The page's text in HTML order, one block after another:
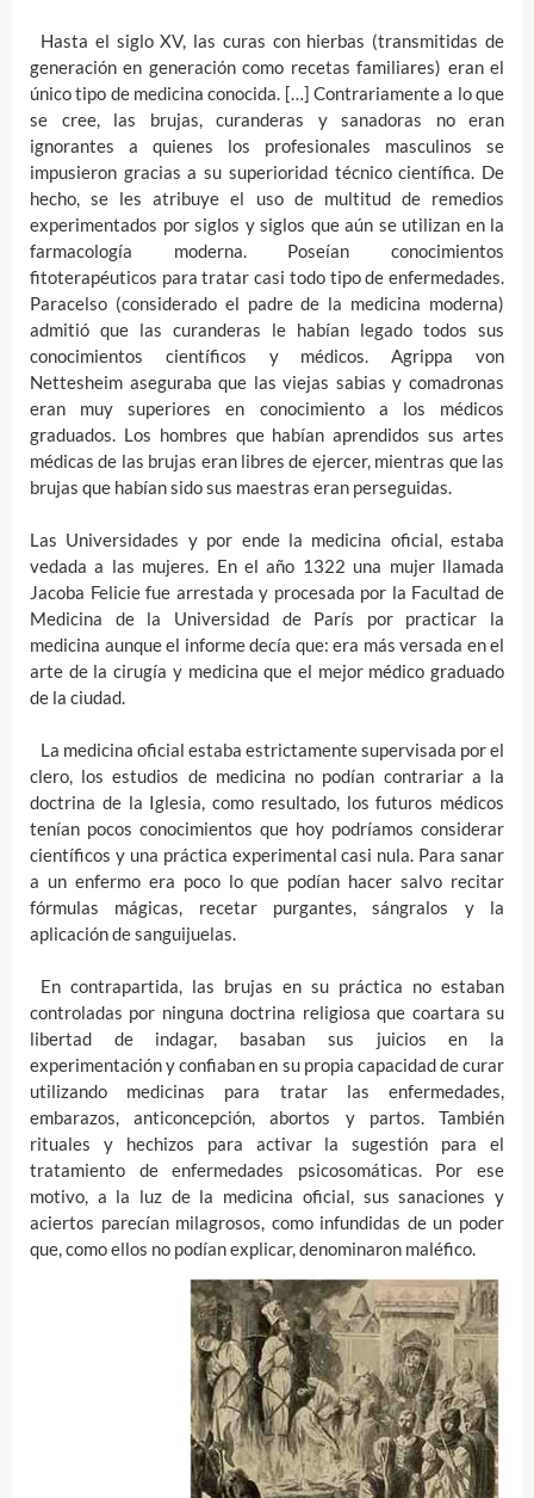
Hasta el siglo XV, las curas con hierbas (transmitidas de
generación en generación como recetas familiares) eran el
único tipo de medicina conocida. […] Contrariamente a lo que
se cree, las brujas, curanderas y sanadoras no eran
ignorantes a quienes los profesionales masculinos se
impusieron gracias a su superioridad técnico científica. De
hecho, se les atribuye el uso de multitud de remedios
experimentados por siglos y siglos que aún se utilizan en la
farmacología moderna. Poseían conocimientos
fitoterapéuticos para tratar casi todo tipo de enfermedades.
Paracelso (considerado el padre de la medicina moderna)
admitió que las curanderas le habían legado todos sus
conocimientos científicos y médicos. Agrippa von
Nettesheim aseguraba que las viejas sabias y comadronas
eran muy superiores en conocimiento a los médicos
graduados. Los hombres que habían aprendidos sus artes
médicas de las brujas eran libres de ejercer, mientras que las
brujas que habían sido sus maestras eran perseguidas.
Las Universidades y por ende la medicina oficial, estaba
vedada a las mujeres. En el año 1322 una mujer llamada
Jacoba Felicie fue arrestada y procesada por la Facultad de
Medicina de la Universidad de París por practicar la
medicina aunque el informe decía que: era más versada en el
arte de la cirugía y medicina que el mejor médico graduado
de la ciudad.
La medicina oficial estaba estrictamente supervisada por el
clero, los estudios de medicina no podían contrariar a la
doctrina de la Iglesia, como resultado, los futuros médicos
tenían pocos conocimientos que hoy podríamos considerar
científicos y una práctica experimental casi nula. Para sanar
a un enfermo era poco lo que podían hacer salvo recitar
fórmulas mágicas, recetar purgantes, sángralos y la
aplicación de sanguijuelas.
En contrapartida, las brujas en su práctica no estaban
controladas por ninguna doctrina religiosa que coartara su
libertad de indagar, basaban sus juicios en la
experimentación y confiaban en su propia capacidad de curar
utilizando medicinas para tratar las enfermedades,
embarazos, anticoncepción, abortos y partos. También
rituales y hechizos para activar la sugestión para el
tratamiento de enfermedades psicosomáticas. Por ese
motivo, a la luz de la medicina oficial, sus sanaciones y
aciertos parecían milagrosos, como infundidas de un poder
que, como ellos no podían explicar, denominaron maléfico.